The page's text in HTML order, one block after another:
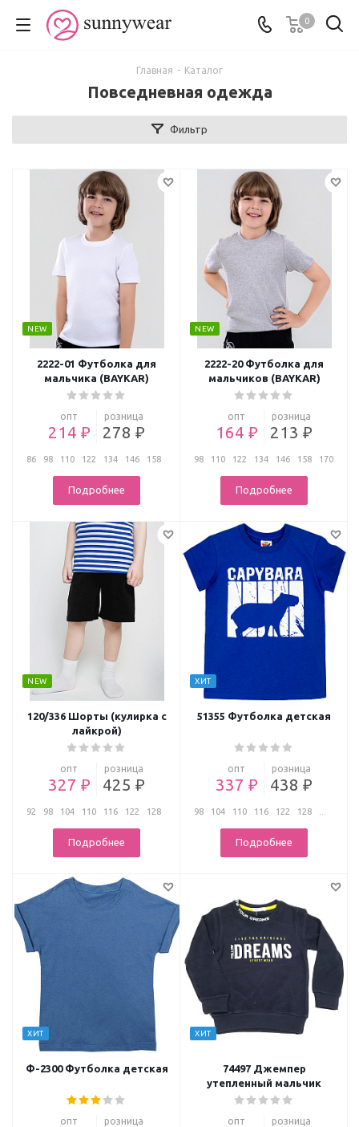
0
Главная - Каталог
Повседневная одежда
Фильтр
NEW
2222-01 Футболка для
мальчика (BAYKAR)
опт
214 ₽
розница
278 ₽
86 98 110 122 134 146
158
Подробнее
NEW
2222-20 Футболка для
мальчиков (BAYKAR)
опт
164 ₽
розница
213 ₽
98 110 122 134 146 158 170
Подробнее
NEW
120/336 Шорты (кулирка с
лайкрой)
опт
327 ₽
розница
425 ₽
92 98 104 110 116 122
128
Подробнее
ХИТ
51355 Футболка детская
опт
337 ₽
розница
438 ₽
98 104 110 116 122 128
Подробнее
ХИТ
Ф-2300 Футболка детская
опт розница
ХИТ
74497 Джемпер
утепленный мальчик
опт розница